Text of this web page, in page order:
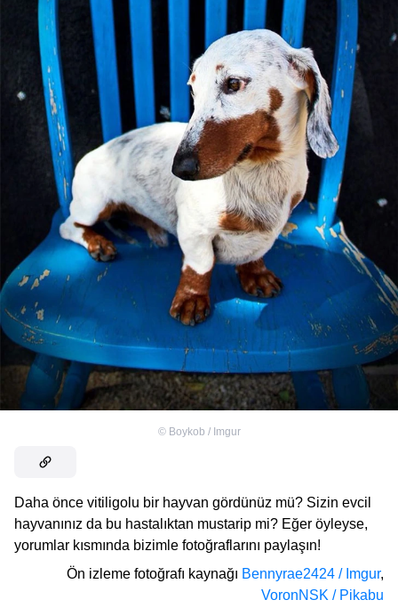
© Boykob / Imgur
Daha önce vitiligolu bir hayvan gördünüz mü? Sizin evcil
hayvanınız da bu hastalıktan mustarip mi? Eğer öyleyse,
yorumlar kısmında bizimle fotoğraflarını paylaşın!
Ön izleme fotoğrafı kaynağı Bennyrae2424 / Imgur,
VoronNSK / Pikabu